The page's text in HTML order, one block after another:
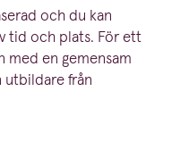
och du kan
tid och plats. För ett
med en gemensam
utbildare från